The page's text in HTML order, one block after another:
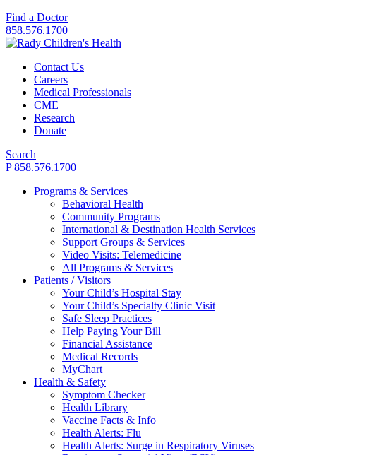
Find a Doctor
858.576.1700
Contact Us
Careers
Medical Professionals
CME
Research
Donate
Search
P 858.576.1700
Programs & Services
Behavioral Health
Community Programs
International & Destination Health Services
Support Groups & Services
Video Visits: Telemedicine
All Programs & Services
Patients / Visitors
Your Child’s Hospital Stay
Your Child’s Specialty Clinic Visit
Safe Sleep Practices
Help Paying Your Bill
Financial Assistance
Medical Records
MyChart
Health & Safety
Symptom Checker
Health Library
Vaccine Facts & Info
Health Alerts: Flu
Health Alerts: Surge in Respiratory Viruses